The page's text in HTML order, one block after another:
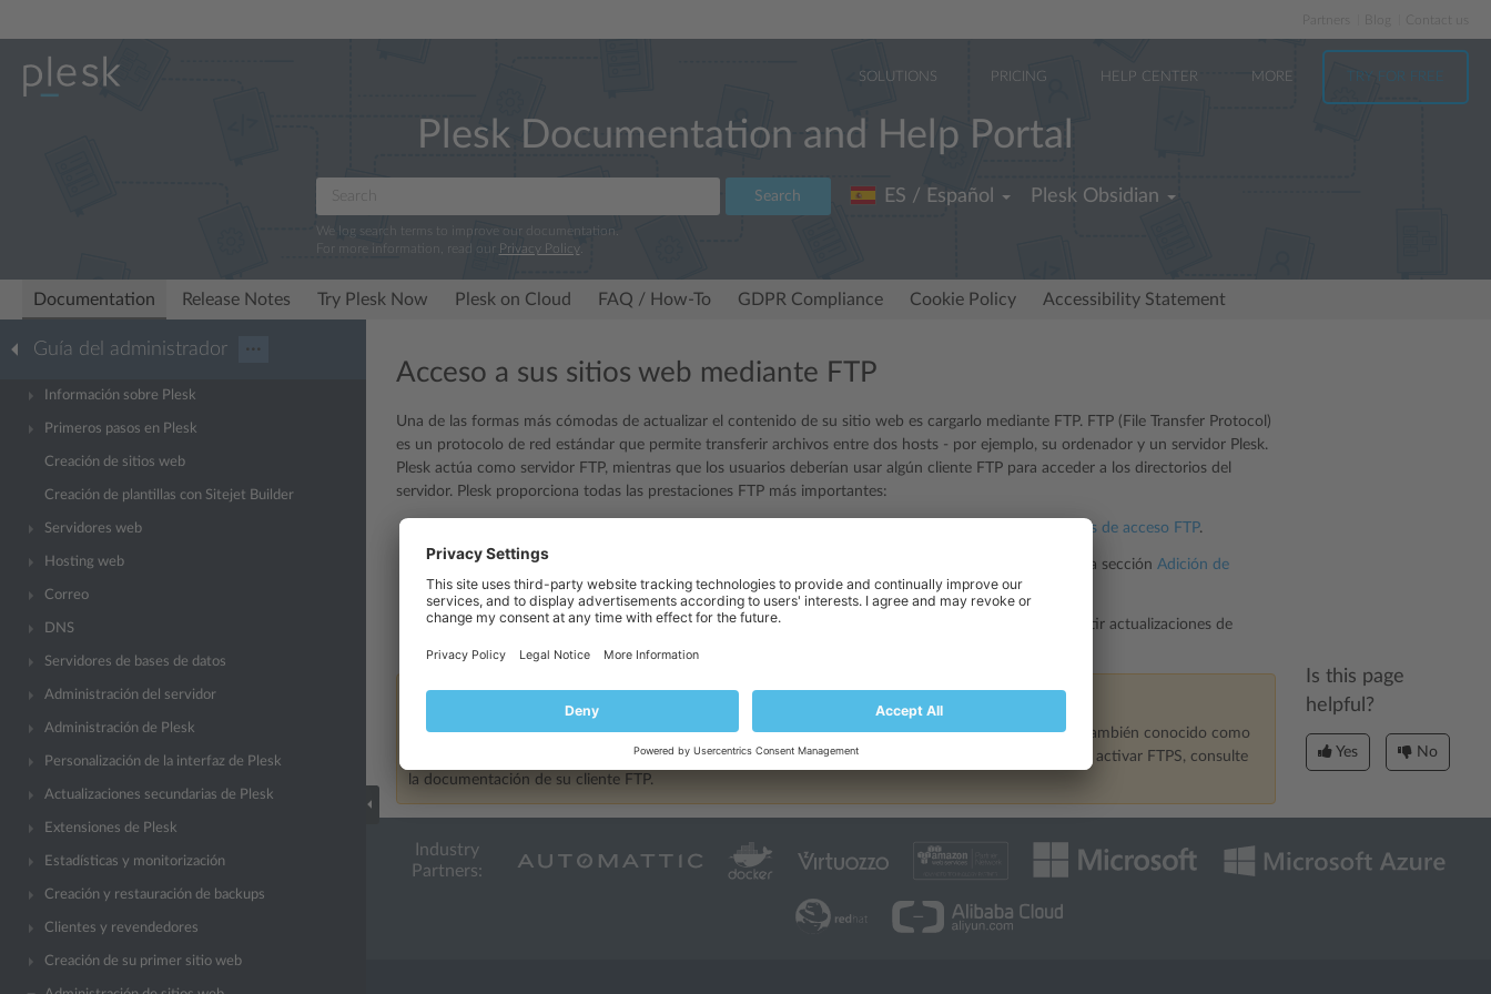
Partners
SOLUTIONS PRICING HELP CENTER MORE TRY FOR FREE
Plesk Documentation and Help Portal
Search
We log search terms to improve our documentation.
For more information, read our Privacy Policy.
ES / Español Plesk Obsidian
Documentation Release Notes Try Plesk Now Plesk on Cloud FAQ / How-To GDPR Compliance Cookie Policy Accessibility Statement
Guía del administrador ···
Información sobre Plesk
Primeros pasos en Plesk
Creación de sitios web
Creación de plantillas con Sitejet Builder
Servidores web
Hosting web
Correo
DNS
Servidores de bases de datos
Administración del servidor
Administración de Plesk
Personalización de la interfaz de Plesk
Actualizaciones secundarias de Plesk
Extensiones de Plesk
Estadísticas y monitorización
Creación y restauración de backups
Clientes y revendedores
Creación de su primer sitio web
Acceso a sus sitios web mediante FTP
Una de las formas más cómodas de actualizar el contenido de su sitio web es cargarlo mediante FTP. FTP (File Transfer Protocol)
es un protocolo de red estándar que permite transferir archivos entre dos hosts - por ejemplo, su ordenador y un servidor Plesk.
Plesk actúa como servidor FTP, mientras que los usuarios deberían usar algún cliente FTP para acceder a los directorios del
servidor. Plesk proporciona todas las prestaciones FTP más importantes:
Cambio de las credenciales de acceso FTP.
Múltiples cuentas de usuario para realizar tareas de colaboración. Para más información, consulte la sección Adición de
cuentas FTP.
Acceso mediante FTP anónimo: el acceso sin autorización puede usarse, por ejemplo, para compartir actualizaciones de
software. Para más información, consulte la sección
Nota
la información se transfiere mediante FTP no cifrado. Le instamos a usar el protocolo seguro FTPS, también conocido como
FTP-SSL/TLS. FTPS es soportado por la mayoría de clientes FTP modernos. Si desea descubrir cómo activar FTPS, consulte
la documentación de su cliente FTP.
Is this page
helpful?
Yes No
Industry
Partners: